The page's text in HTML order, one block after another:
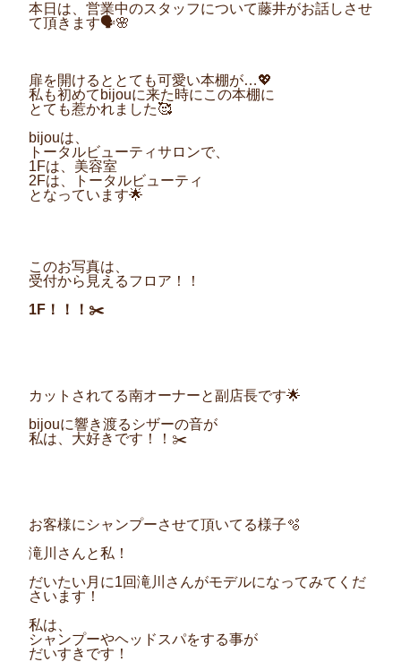
本日は、営業中のスタッフについて藤井がお話しさせ
て頂きます🗣️🌸
扉を開けるととても可愛い本棚が…💖
私も初めて bijouに来た時にこの本棚に
とても惹かれました🥰
bijouは、
トータルビューティサロンで、
1Fは、美容室
2Fは、トータルビューティ
となっています🌟
このお写真は、
受付から見えるフロア！！
1F ！！！✂️
カットされてる南オーナーと副店長です🌟
bijouに響き渡るシザーの音が
私は、大好きです！！ ✂️
お客様にシャンプーさせて頂いてる様子🫧
滝川さんと私！
だいたい月に1回滝川さんがモデルになってみてくだ
さいます！
私は、
シャンプーやヘッドスパをする事が
だいすきです！